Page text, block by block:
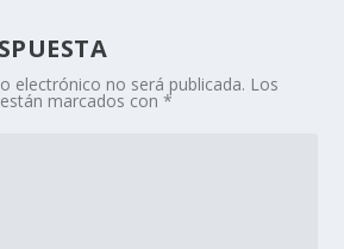
electrónico no será publicada. Los
marcados con*